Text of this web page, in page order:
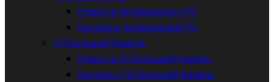
Новости Артемовского ГО
Контакты Артемовский ГО
ГО Большой Камень
Новости ГО Большой Камень
Контакты ГО Большой Камень